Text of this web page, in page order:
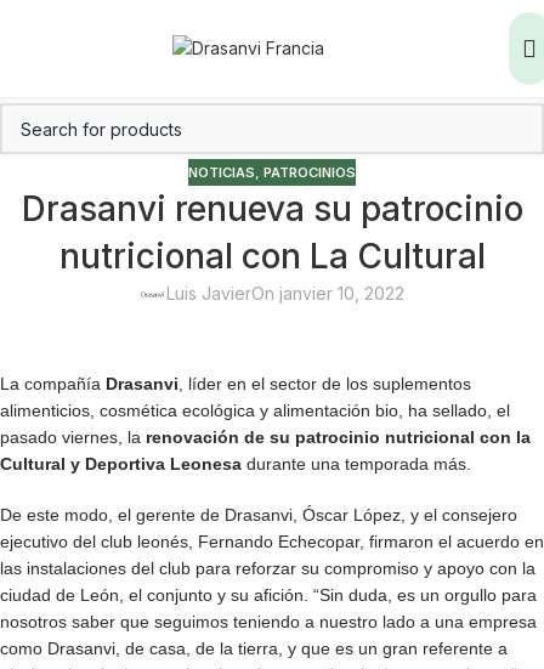
NOTICIAS, PATROCINIOS
Drasanvi renueva su patrocinio
nutricional con La Cultural
Luis JavierOn janvier 10, 2022
La compañía Drasanvi, líder en el sector de los suplementos
alimenticios, cosmética ecológica y alimentación bio, ha sellado, el
pasado viernes, la renovación de su patrocinio nutricional con la
Cultural y Deportiva Leonesa durante una temporada más.
De este modo, el gerente de Drasanvi, Óscar López, y el consejero
ejecutivo del club leonés, Fernando Echecopar, firmaron el acuerdo en
las instalaciones del club para reforzar su compromiso y apoyo con la
ciudad de León, el conjunto y su afición. “Sin duda, es un orgullo para
nosotros saber que seguimos teniendo a nuestro lado a una empresa
como Drasanvi, de casa, de la tierra, y que es un gran referente a